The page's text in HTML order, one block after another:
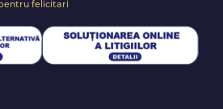
felicitari